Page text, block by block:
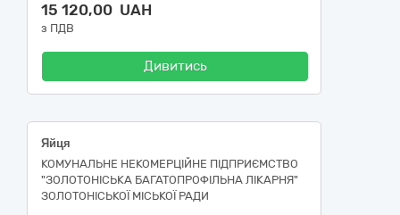
15 120,00 UAH
з ПДВ
Дивитись
Яйця
КОМУНАЛЬНЕ НЕКОМЕРЦІЙНЕ ПІДПРИЄМСТВО
"ЗОЛОТОНІСЬКА БАГАТОПРОФІЛЬНА ЛІКАРНЯ"
ЗОЛОТОНІСЬКОЇ МІСЬКОЇ РАДИ